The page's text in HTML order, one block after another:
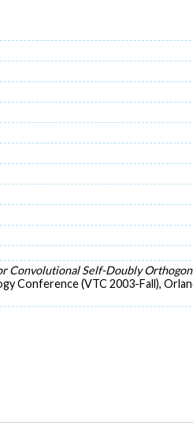
Convolutional Self-Doubly
Conference (VTC 2003-Fall),